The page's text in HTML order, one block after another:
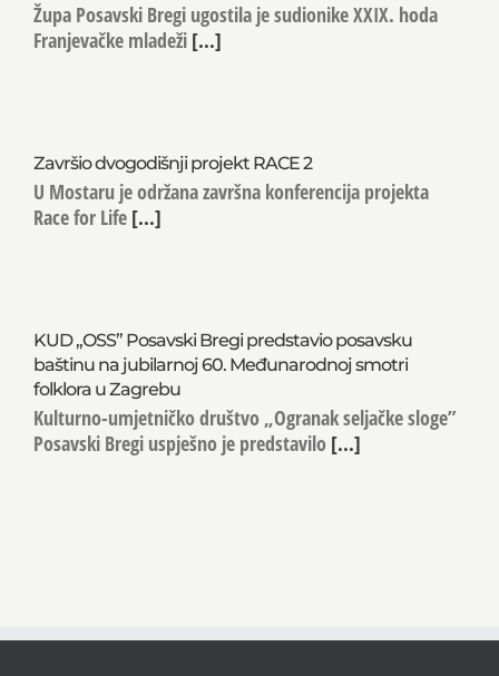
Župa Posavski Bregi ugostila je sudionike XXIX. hoda
Franjevačke mladeži [...]
Završio dvogodišnji projekt RACE 2
U Mostaru je održana završna konferencija projekta
Race for Life [...]
KUD „OSS” Posavski Bregi predstavio posavsku
baštinu na jubilarnoj 60. Međunarodnoj smotri
folklora u Zagrebu
Kulturno-umjetničko društvo „Ogranak seljačke sloge”
Posavski Bregi uspješno je predstavilo [...]